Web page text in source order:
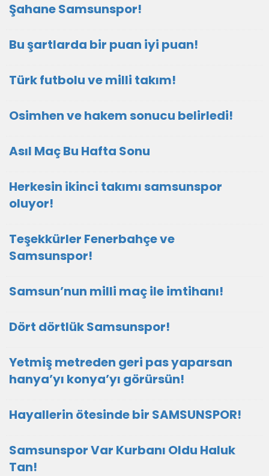
Şahane Samsunspor!
Bu şartlarda bir puan iyi puan!
Türk futbolu ve milli takım!
Osimhen ve hakem sonucu belirledi!
Asıl Maç Bu Hafta Sonu
Herkesin ikinci takımı samsunspor
oluyor!
Teşekkürler Fenerbahçe ve
Samsunspor!
Samsun’nun milli maç ile imtihanı!
Dört dörtlük Samsunspor!
Yetmiş metreden geri pas yaparsan
hanya’yı konya’yı görürsün!
Hayallerin ötesinde bir SAMSUNSPOR!
Samsunspor Var Kurbanı Oldu Haluk
Tan!